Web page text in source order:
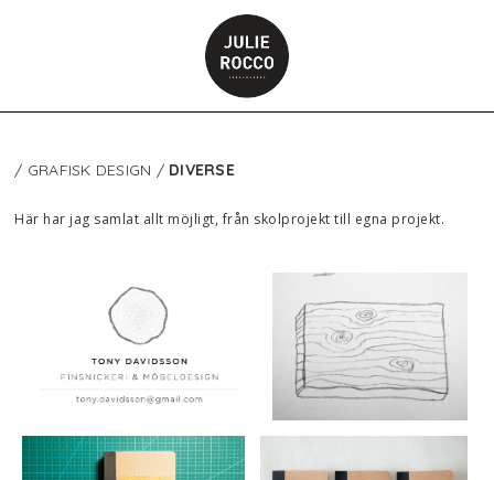
/ GRAFISK DESIGN /DIVERSE
Här har jag samlat allt möjligt, från skolprojekt till egna projekt.